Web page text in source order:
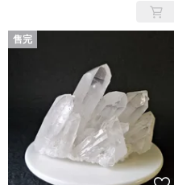
售完